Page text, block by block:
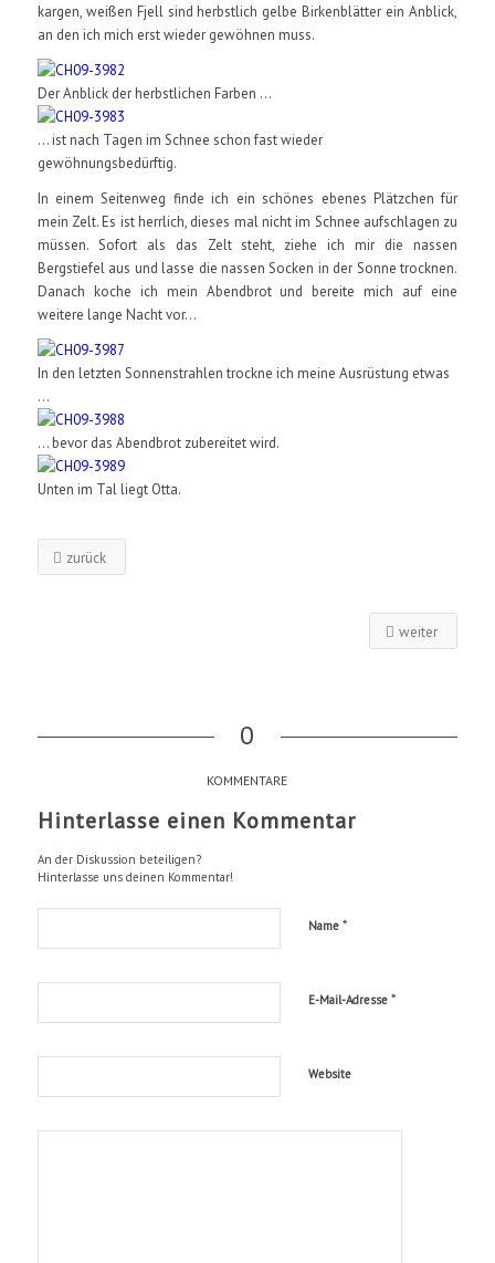
kargen, weißen Fjell sind herbstlich gelbe Birkenblätter ein Anblick,
an den ich mich erst wieder gewöhnen muss.
Der Anblick der herbstlichen Farben ...
... ist nach Tagen im Schnee schon fast wieder
gewöhnungsbedürftig.
In einem Seitenweg finde ich ein schönes ebenes Plätzchen für
mein Zelt. Es ist herrlich, dieses mal nicht im Schnee aufschlagen zu
müssen. Sofort als das Zelt steht, ziehe ich mir die nassen
Bergstiefel aus und lasse die nassen Socken in der Sonne trocknen.
Danach koche ich mein Abendbrot und bereite mich auf eine
weitere lange Nacht vor…
In den letzten Sonnenstrahlen trockne ich meine Ausrüstung etwas
...
... bevor das Abendbrot zubereitet wird.
Unten im Tal liegt Otta.
zurück
weiter
0
KOMMENTARE
Hinterlasse einen Kommentar
An der Diskussion beteiligen?
Hinterlasse uns deinen Kommentar!
Name *
E-Mail-Adresse *
Website